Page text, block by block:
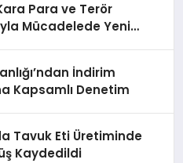
Para ve Terör
Mücadelede Yeni
İndirim
Kapsamlı Denetim
Tavuk Eti Üretiminde
Kaydedildi